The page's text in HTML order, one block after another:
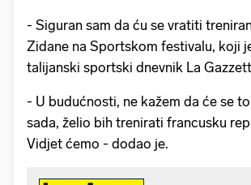
- Siguran sam da ću se vratiti
Zidane na Sportskom festivalu, koji
talijanski sportski dnevnik La
- U budućnosti, ne kažem da će se
sada, želio bih trenirati francusku
Vidjet ćemo - dodao je.